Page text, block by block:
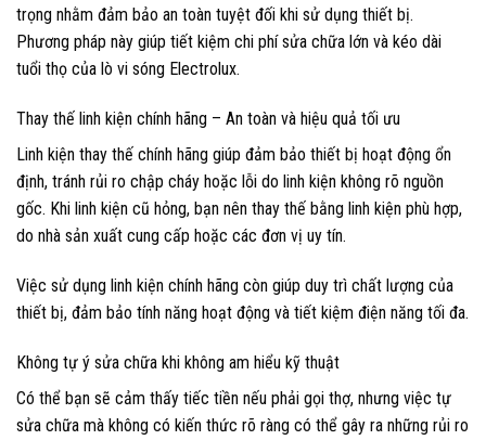
trọng nhằm đảm bảo an toàn tuyệt đối khi sử dụng thiết bị.
Phương pháp này giúp tiết kiệm chi phí sửa chữa lớn và kéo dài
tuổi thọ của lò vi sóng Electrolux.
Thay thế linh kiện chính hãng – An toàn và hiệu quả tối ưu
Linh kiện thay thế chính hãng giúp đảm bảo thiết bị hoạt động ổn
định, tránh rủi ro chập cháy hoặc lỗi do linh kiện không rõ nguồn
gốc. Khi linh kiện cũ hỏng, bạn nên thay thế bằng linh kiện phù hợp,
do nhà sản xuất cung cấp hoặc các đơn vị uy tín.
Việc sử dụng linh kiện chính hãng còn giúp duy trì chất lượng của
thiết bị, đảm bảo tính năng hoạt động và tiết kiệm điện năng tối đa.
Không tự ý sửa chữa khi không am hiểu kỹ thuật
Có thể bạn sẽ cảm thấy tiếc tiền nếu phải gọi thợ, nhưng việc tự
sửa chữa mà không có kiến thức rõ ràng có thể gây ra những rủi ro